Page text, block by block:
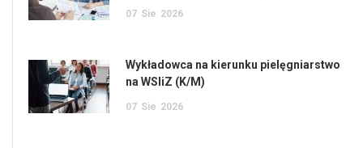
07 Sie 2026
Wykładowca na kierunku pielęgniarstwo
na WSIiZ (K/M)
07 Sie 2026